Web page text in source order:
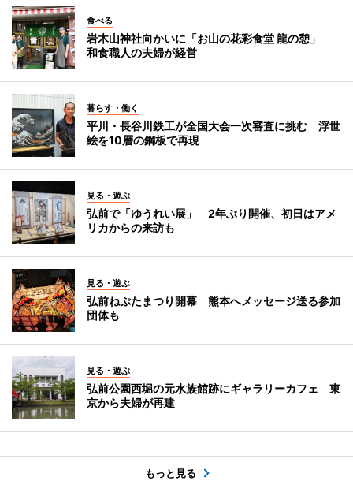
食べる
岩木山神社向かいに「お山の花彩食堂 龍の憩」
和食職人の夫婦が経営
暮らす・働く
平川・長谷川鉄工が全国大会一次審査に挑む 浮世
絵を10層の鋼板で再現
見る・遊ぶ
弘前で「ゆうれい展」 2年ぶり開催、初日はアメ
リカからの来訪も
見る・遊ぶ
弘前ねぷたまつり開幕 熊本へメッセージ送る参加
団体も
見る・遊ぶ
弘前公園西堀の元水族館跡にギャラリーカフェ 東
京から夫婦が再建
もっと見る